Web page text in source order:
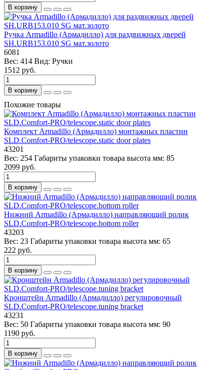
В корзину
Ручка Armadillo (Армадилло) для раздвижных дверей
SH.URB153.010 SG мат.золото
6081
Вес: 414 Вид: Ручки
1512 руб.
В корзину
Похожие товары
Комплект Armadillo (Армадилло) монтажных пластин
SLD.Comfort-PRO/telescope.static door plates
43201
Вес: 254 Габариты упаковки товара высота мм: 85
2099 руб.
В корзину
Нижний Armadillo (Армадилло) направляющий ролик
SLD.Comfort-PRO/telescope.bottom roller
43203
Вес: 23 Габариты упаковки товара высота мм: 65
222 руб.
В корзину
Кронштейн Armadillo (Армадилло) регулировочный
SLD.Comfort-PRO/telescope.tuning bracket
43231
Вес: 50 Габариты упаковки товара высота мм: 90
1190 руб.
В корзину